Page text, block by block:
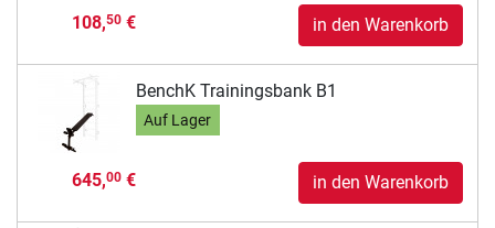
108,50€ in den Warenkorb
BenchK Trainingsbank B1
Auf Lager
645,00€ in den Warenkorb